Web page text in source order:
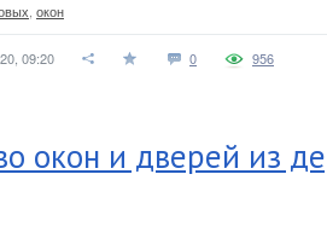
окон
09:20 0 956
окон и дверей из